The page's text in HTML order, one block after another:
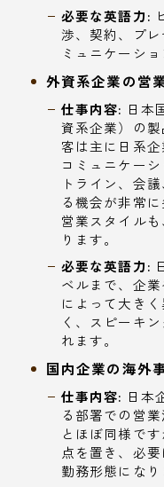
必要な英語力:
渉、契約、プ
ミュニケーシ
外資系企業の営
仕事内容: 日本
資系企業）の
客は主に日系
コミュニケー
トライン、会
る機会が非常
営業スタイル
ります。
必要な英語力:
ベルまで、企
によって大き
く、スピーキ
れます。
国内企業の海外
仕事内容: 日本
る部署での営
とほぼ同様で
点を置き、必
勤務形態になり